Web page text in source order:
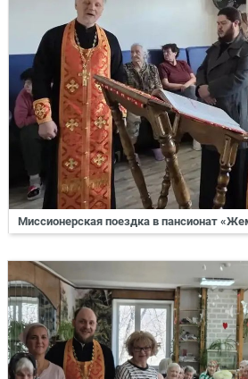
Миссионерская поездка в пансионат